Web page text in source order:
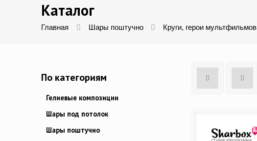
Каталог
Главная Шары поштучно Круги, герои мультфильмов
По категориям
Гелиевые композиции
Шары под потолок
Шары поштучно